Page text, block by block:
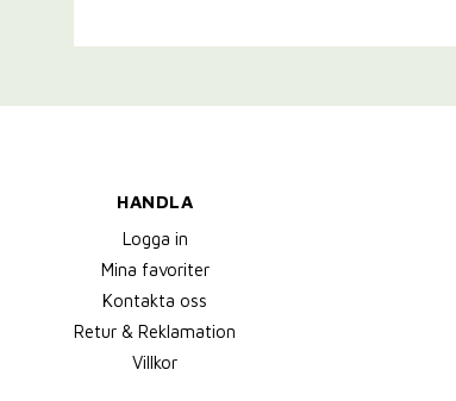
HANDLA
Logga in
Mina favoriter
Kontakta oss
Retur & Reklamation
Villkor